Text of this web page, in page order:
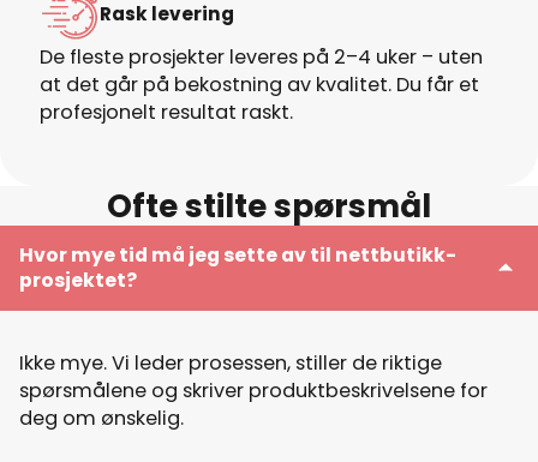
Rask levering
De fleste prosjekter leveres på 2–4 uker – uten
at det går på bekostning av kvalitet. Du får et
profesjonelt resultat raskt.
Ofte stilte spørsmål
Hvor mye tid må jeg sette av til nettbutikk-
prosjektet?
Ikke mye. Vi leder prosessen, stiller de riktige
spørsmålene og skriver produktbeskrivelsene for
deg om ønskelig.